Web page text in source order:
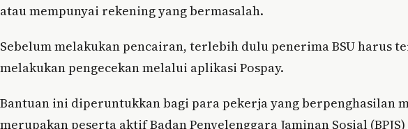
atau mempunyai rekening yang bermasalah.
Sebelum melakukan pencairan, terlebih dulu penerima BSU harus
melakukan pengecekan melalui aplikasi Pospay.
Bantuan ini diperuntukkan bagi para pekerja yang berpenghasilan
merupakan peserta aktif Badan Penyelenggara Jaminan Sosial